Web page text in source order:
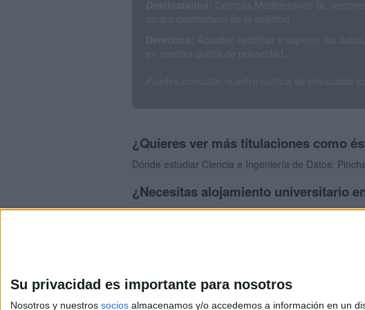
Su privacidad es importante para nosotros
Nosotros y nuestros socios almacenamos y/o accedemos a información en un
¿Quieres ver más titulaciones como
Dónde estudiar Ciencia e Ingeniería de Datos:
¿Necesitas alojamiento universitario
>> Residencias de estudiantes y colegios mayores